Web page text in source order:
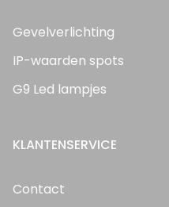
Gevelverlichting
IP-waarden spots
G9 Led lampjes
KLANTENSERVICE
Contact